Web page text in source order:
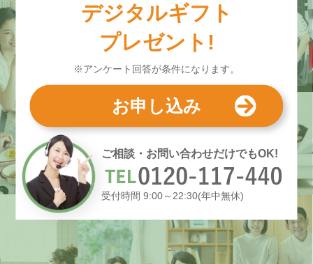
デジタルギフト
プレゼント!
※アンケート回答が条件になります。
お申し込み
ご相談・お問い合わせだけでもOK!
受付時間 9:00～22:30(年中無休)